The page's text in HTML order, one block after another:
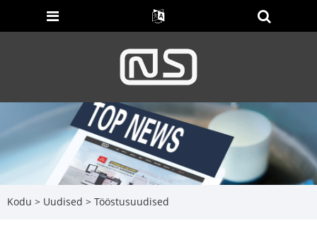
Kodu > Uudised > Tööstusuudised